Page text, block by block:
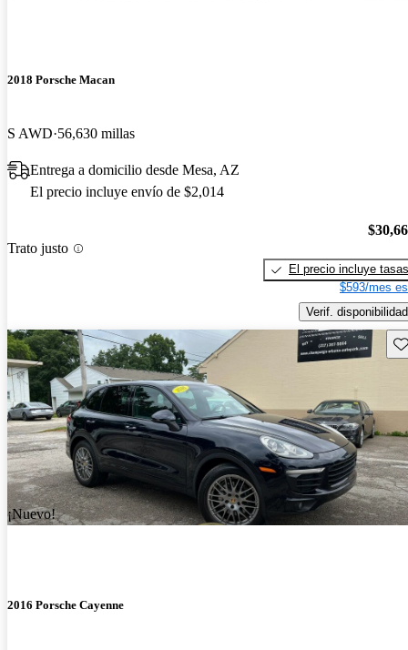
2018 Porsche Macan
S AWD 56,630 millas
Entrega a domicilio desde Mesa, AZ
El precio incluye envío de $2,014
Trato justo
El precio incluye tasas
$593/mes
Verif. disponibilidad
¡Nuevo!
2016 Porsche Cayenne